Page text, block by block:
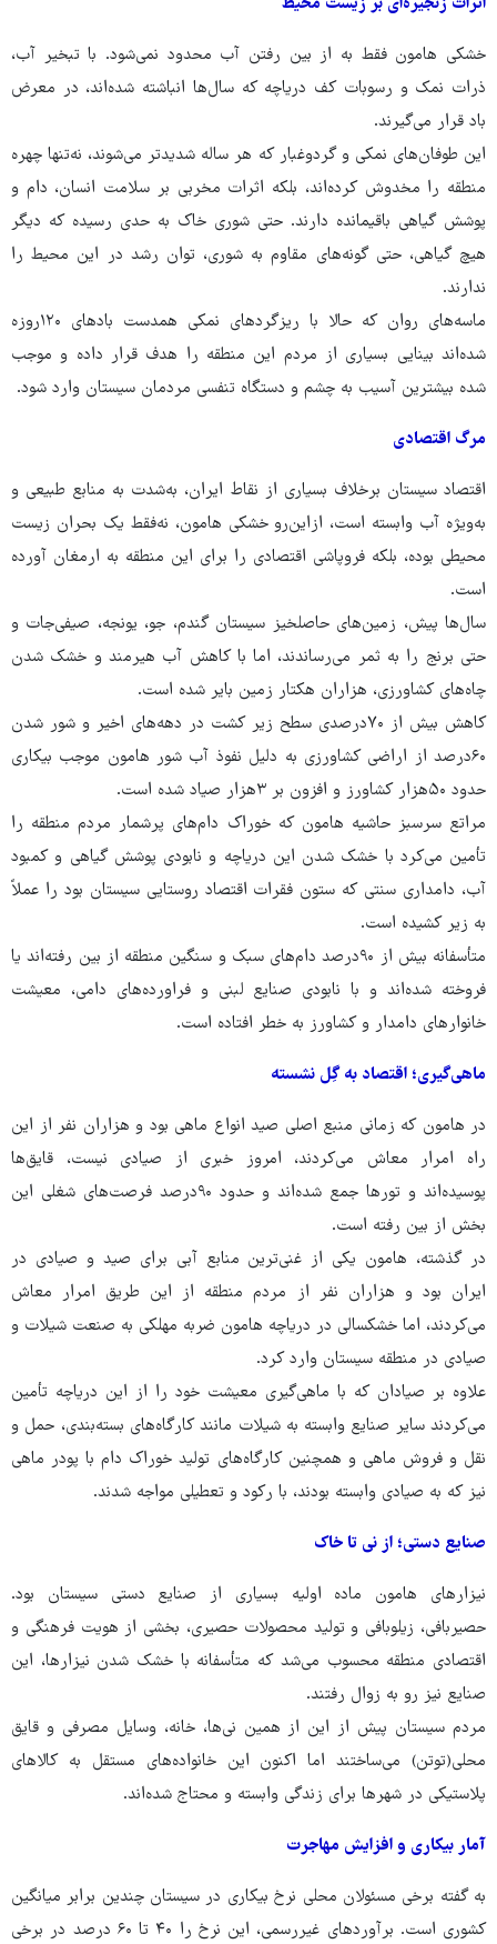
خشکی‌ هامون فقط به از بین رفتن آب محدود نمی‌شود. با تبخیر آب،
ذرات نمک و رسوبات کف دریاچه که سال‌ها انباشته شده‌اند، در معرض
باد قرار می‌گیرند.
این طوفان‌های نمکی و گردوغبار که هر ساله شدیدتر می‌شوند، نه‌تنها چهره
منطقه را مخدوش کرده‌اند، بلکه اثرات مخربی بر سلامت انسان، دام و
پوشش گیاهی باقیمانده دارند. حتی شوری خاک به حدی رسیده که دیگر
هیچ گیاهی، حتی گونه‌های مقاوم به شوری، توان رشد در این محیط را
ندارند.
ماسه‌های روان که حالا با ریزگردهای نمکی همدست بادهای ۱۲۰روزه
شده‌اند بینایی بسیاری از مردم این منطقه را هدف قرار داده و موجب
شده بیشترین آسیب به چشم و دستگاه تنفسی مردمان سیستان وارد شود.
مرگ اقتصادی
اقتصاد سیستان برخلاف بسیاری از نقاط ایران، به‌شدت به منابع طبیعی و
به‌ویژه آب وابسته است، ازاین‌رو خشکی‌ هامون، نه‌فقط یک بحران زیست
‌محیطی بوده، بلکه فروپاشی اقتصادی را برای این منطقه به ارمغان آورده
است.
سال‌ها پیش، زمین‌های حاصلخیز سیستان گندم، جو، یونجه، صیفی‌جات و
حتی برنج را به ثمر می‌رساندند، اما با کاهش آب هیرمند و خشک شدن
چاه‌های کشاورزی، هزاران هکتار زمین بایر شده است.
کاهش بیش از ۷۰درصدی سطح زیر کشت در دهه‌های اخیر و شور شدن
۶۰درصد از اراضی کشاورزی به دلیل نفوذ آب شور هامون موجب بیکاری
حدود ۵۰هزار کشاورز و افزون بر ۳هزار صیاد شده است.
مراتع سرسبز حاشیه هامون که خوراک دام‌های پرشمار مردم منطقه را
تأمین می‌کرد با خشک شدن این دریاچه و نابودی پوشش گیاهی و کمبود
آب، دامداری سنتی که ستون فقرات اقتصاد روستایی سیستان بود را عملاً
به زیر کشیده است.
متأسفانه بیش از ۹۰درصد دام‌های سبک و سنگین منطقه از بین رفته‌اند یا
فروخته شده‌اند و با نابودی صنایع لبنی و فراورده‌های دامی، معیشت
خانوارهای دامدار و کشاورز به خطر افتاده است.
ماهی‌گیری؛ اقتصاد به گِل نشسته
در هامون که زمانی منبع اصلی صید انواع ماهی بود و هزاران نفر از این
راه امرار معاش می‌کردند، امروز خبری از صیادی نیست، قایق‌ها
پوسیده‌اند و تورها جمع شده‌اند و حدود ۹۰درصد فرصت‌های شغلی این
بخش از بین رفته است.
در گذشته،‌ هامون یکی از غنی‌ترین منابع آبی برای صید و صیادی در
ایران بود و هزاران نفر از مردم منطقه از این طریق امرار معاش
می‌کردند، اما خشکسالی در دریاچه ‌هامون ضربه مهلکی به صنعت شیلات و
صیادی در منطقه سیستان وارد کرد.
علاوه بر صیادان که با ماهی‌گیری معیشت خود را از این دریاچه تأمین
می‌کردند سایر صنایع وابسته به شیلات مانند کارگاه‌های بسته‌بندی، حمل و
نقل و فروش ماهی و همچنین کارگاه‌های تولید خوراک دام با پودر ماهی
نیز که به صیادی وابسته بودند، با رکود و تعطیلی مواجه شدند.
صنایع دستی؛ از نی تا خاک
نیزارهای‌ هامون ماده اولیه بسیاری از صنایع دستی سیستان بود.
حصیربافی، زیلوبافی و تولید محصولات حصیری، بخشی از هویت فرهنگی و
اقتصادی منطقه محسوب می‌شد که متأسفانه با خشک شدن نیزارها، این
صنایع نیز رو به زوال رفتند.
مردم سیستان پیش از این از همین نی‌ها، خانه، وسایل مصرفی و قایق
محلی(توتن) می‌ساختند اما اکنون این خانواده‌های مستقل به کالاهای
پلاستیکی در شهرها برای زندگی وابسته و محتاج شده‌اند.
آمار بیکاری و افزایش مهاجرت
به گفته برخی مسئولان محلی نرخ بیکاری در سیستان چندین برابر میانگین
کشوری است. برآوردهای غیررسمی، این نرخ را ۴۰ تا ۶۰ درصد در برخی